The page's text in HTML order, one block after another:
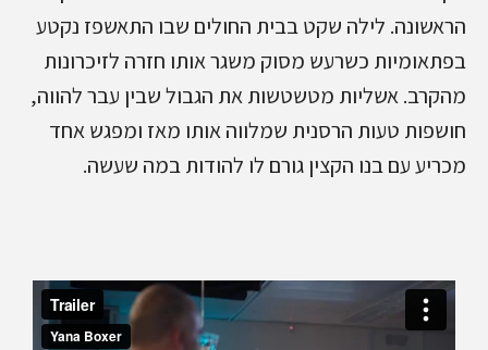
הראשונה. לילה שקט בבית החולים שבו התאשפז נקטע
בפתאומיות כשרעש מסוק משגר אותו חזרה לזיכרונות
מהקרב. אשליות מטשטשות את הגבול שבין עבר להווה,
חושפות טעות הרסנית שמלווה אותו מאז ומפגש אחד
מכריע עם בנו הקצין גורם לו להודות במה שעשה.